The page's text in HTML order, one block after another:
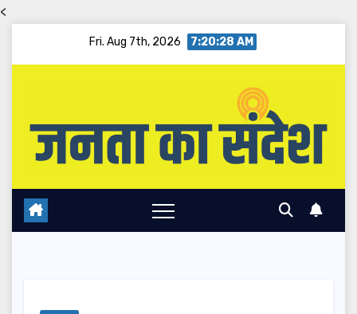
<
Fri. Aug 7th, 2026 7:20:29 AM